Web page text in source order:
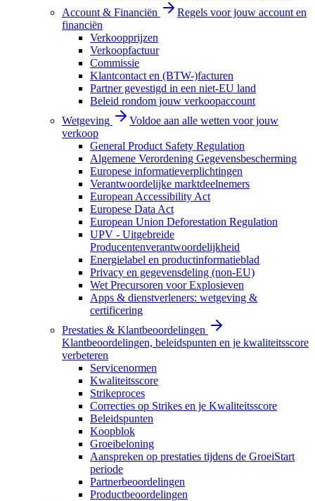
Account & Financiën
Regels voor jouw account en
financiën
Verkoopprijzen
Verkoopfactuur
Commissie
Klantcontact en (BTW-)facturen
Partner gevestigd in een niet-EU land
Beleid rondom jouw verkoopaccount
Wetgeving
Voldoe aan alle wetten voor jouw
verkoop
General Product Safety Regulation
Algemene Verordening Gegevensbescherming
Europese informatieverplichtingen
Verantwoordelijke marktdeelnemers
European Accessibility Act
Europese Data Act
European Union Deforestation Regulation
UPV - Uitgebreide
Producentenverantwoordelijkheid
Energielabel en productinformatieblad
Privacy en gegevensdeling (non-EU)
Wet Precursoren voor Explosieven
Apps & dienstverleners: wetgeving &
certificering
Prestaties & Klantbeoordelingen
Klantbeoordelingen, beleidspunten en je kwaliteitsscore
verbeteren
Servicenormen
Kwaliteitsscore
Strikeproces
Correcties op Strikes en je Kwaliteitsscore
Beleidspunten
Koopblok
Groeibeloning
Aanspreken op prestaties tijdens de GroeiStart
periode
Partnerbeoordelingen
Productbeoordelingen